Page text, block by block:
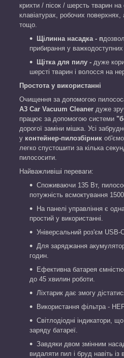
крихти / пісок / шерсть тварин на
клавіатурах, робочих поверхнях,
тощо.
Щілинна насадка - п
прибирання у важкодоступних
Щітка для пилу - дуже
шерсті тварин і волосся на
Простота у використанні
Очищення за допомогою
A3 Car Vacuum Cleaner дуже
працює за допомогою системи
дорогої заміни мішка. Усі
у контейнер-пилозбірник
легко спустошити за кілька
пилососити.
Найважливіші переваги:
Споживаючи 135 Вт,
потужність всмоктування
На панелі управління є
простий у використанні.
Універсальний роз'єм USB-
Для заряджання
годин.
Ефективна батарея
до 45 хвилин роботи.
Ліхтарик дає змогу
Використання фільтра -
Світлодіодні індикатори,
заряду батареї.
Завдяки двом змінним
видаляти пил і бруд навіть із